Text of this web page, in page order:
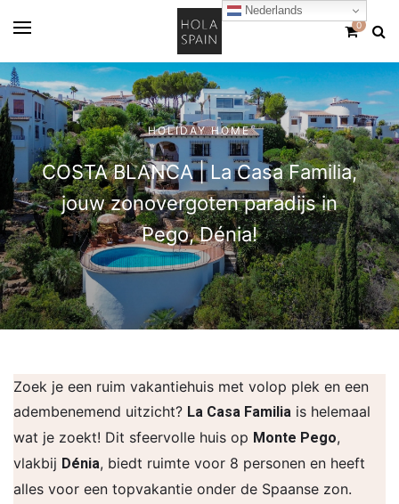
0
HOLIDAY HOME
COSTA BLANCA | La Casa Familia,
jouw zonovergoten paradijs in
Pego, Dénia!
Zoek je een ruim vakantiehuis met volop plek en een
adembenemend uitzicht? La Casa Familia is helemaal
wat je zoekt! Dit sfeervolle huis op Monte Pego,
vlakbij Dénia, biedt ruimte voor 8 personen en heeft
alles voor een topvakantie onder de Spaanse zon.
Nederlands